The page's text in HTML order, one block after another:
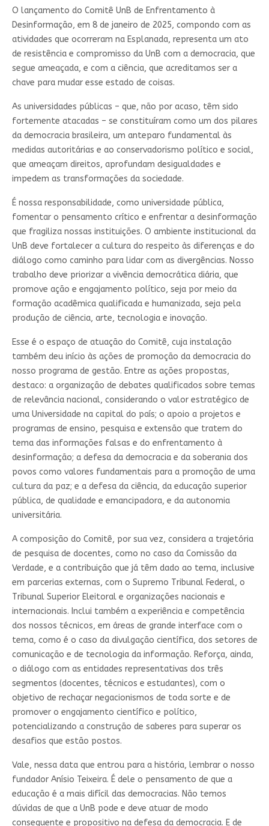
O lançamento do Comitê UnB de Enfrentamento à
Desinformação, em 8 de janeiro de 2025, compondo com as
atividades que ocorreram na Esplanada, representa um ato
de resistência e compromisso da UnB com a democracia, que
segue ameaçada, e com a ciência, que acreditamos ser a
chave para mudar esse estado de coisas.
As universidades públicas – que, não por acaso, têm sido
fortemente atacadas – se constituíram como um dos pilares
da democracia brasileira, um anteparo fundamental às
medidas autoritárias e ao conservadorismo político e social,
que ameaçam direitos, aprofundam desigualdades e
impedem as transformações da sociedade.
É nossa responsabilidade, como universidade pública,
fomentar o pensamento crítico e enfrentar a desinformação
que fragiliza nossas instituições. O ambiente institucional da
UnB deve fortalecer a cultura do respeito às diferenças e do
diálogo como caminho para lidar com as divergências. Nosso
trabalho deve priorizar a vivência democrática diária, que
promove ação e engajamento político, seja por meio da
formação acadêmica qualificada e humanizada, seja pela
produção de ciência, arte, tecnologia e inovação.
Esse é o espaço de atuação do Comitê, cuja instalação
também deu início às ações de promoção da democracia do
nosso programa de gestão. Entre as ações propostas,
destaco: a organização de debates qualificados sobre temas
de relevância nacional, considerando o valor estratégico de
uma Universidade na capital do país; o apoio a projetos e
programas de ensino, pesquisa e extensão que tratem do
tema das informações falsas e do enfrentamento à
desinformação; a defesa da democracia e da soberania dos
povos como valores fundamentais para a promoção de uma
cultura da paz; e a defesa da ciência, da educação superior
pública, de qualidade e emancipadora, e da autonomia
universitária.
A composição do Comitê, por sua vez, considera a trajetória
de pesquisa de docentes, como no caso da Comissão da
Verdade, e a contribuição que já têm dado ao tema, inclusive
em parcerias externas, com o Supremo Tribunal Federal, o
Tribunal Superior Eleitoral e organizações nacionais e
internacionais. Inclui também a experiência e competência
dos nossos técnicos, em áreas de grande interface com o
tema, como é o caso da divulgação científica, dos setores de
comunicação e de tecnologia da informação. Reforça, ainda,
o diálogo com as entidades representativas dos três
segmentos (docentes, técnicos e estudantes), com o
objetivo de rechaçar negacionismos de toda sorte e de
promover o engajamento científico e político,
potencializando a construção de saberes para superar os
desafios que estão postos.
Vale, nessa data que entrou para a história, lembrar o nosso
fundador Anísio Teixeira. É dele o pensamento de que a
educação é a mais difícil das democracias. Não temos
dúvidas de que a UnB pode e deve atuar de modo
consequente e propositivo na defesa da democracia. E de